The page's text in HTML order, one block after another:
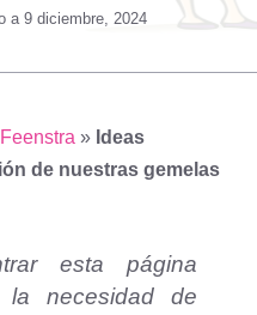
a 9 diciembre, 2024
» Ideas
de nuestras gemelas
esta página
la necesidad de